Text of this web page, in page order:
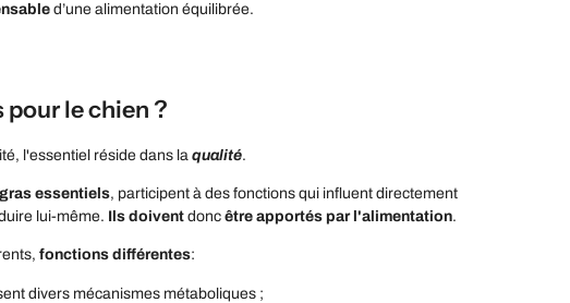
d’une alimentation équilibrée.
pour le chien ?
l'essentiel réside dans la qualité.
essentiels, participent à des fonctions qui influent directement
lui-même. Ils doivent donc être apportés par l'alimentation.
fonctions différentes:
divers mécanismes métaboliques ;